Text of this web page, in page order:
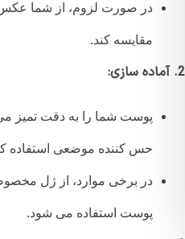
در صورت لزوم، از شما عکس می
مقایسه کند.
پوست شما را به دقت تمیز می
حس کننده موضعی استفاده کند.
در برخی موارد، از ژل مخصوصی
پوست استفاده می شود.